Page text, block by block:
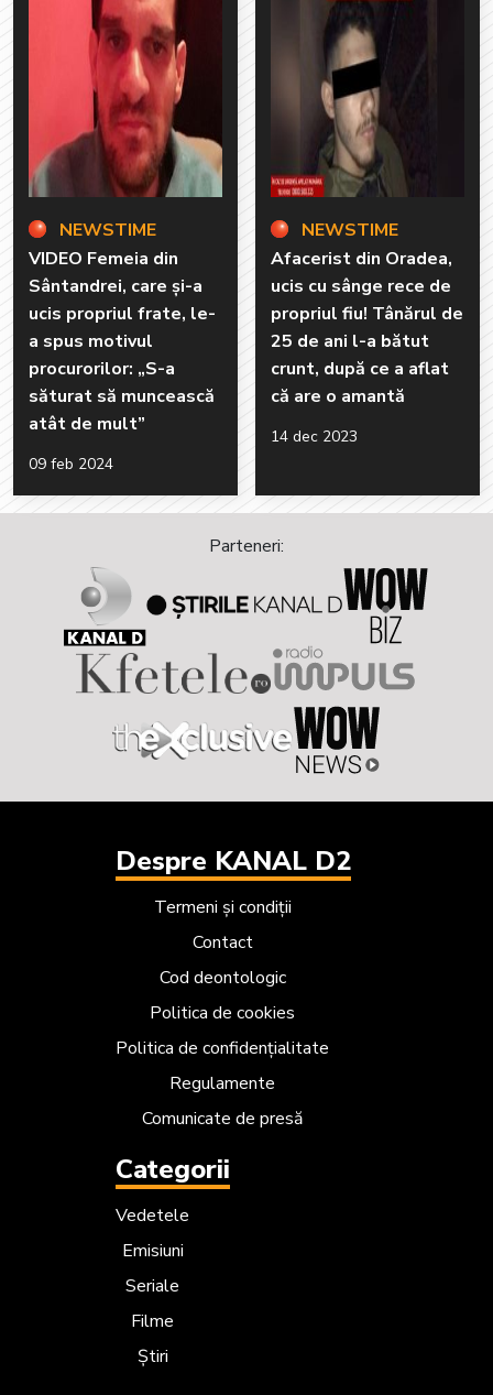
NEWSTIME
VIDEO Femeia din
Sântandrei, care și-a
ucis propriul frate, le-
a spus motivul
procurorilor: „S-a
săturat să muncească
atât de mult”
09 feb 2024
NEWSTIME
Afacerist din Oradea,
ucis cu sânge rece de
propriul fiu! Tânărul de
25 de ani l-a bătut
crunt, după ce a aflat
că are o amantă
14 dec 2023
Parteneri:
Despre KANAL D2
Termeni și condiții
Contact
Cod deontologic
Politica de cookies
Politica de confidențialitate
Regulamente
Comunicate de presă
Categorii
Vedetele
Emisiuni
Seriale
Filme
Știri